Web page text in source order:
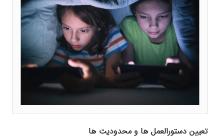
تعیین دستورالعمل ها و محدودیت ها